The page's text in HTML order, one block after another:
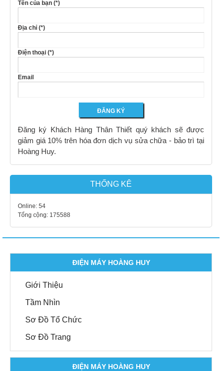
Tên của bạn (*)
Địa chỉ (*)
Điện thoại (*)
Email
Đăng ký Khách Hàng Thân Thiết quý khách sẽ được
giảm giá 10% trên hóa đơn dịch vụ sửa chữa - bảo trì tại
Hoàng Huy.
THỐNG KÊ
Online: 54
Tổng cộng: 175588
ĐIỆN MÁY HOÀNG HUY
Giới Thiệu
Tầm Nhìn
Sơ Đồ Tổ Chức
Sơ Đồ Trang
ĐIỆN MÁY HOÀNG HUY